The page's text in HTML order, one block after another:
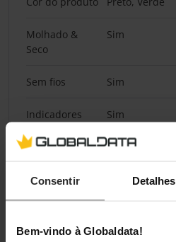
Consentir Detalhes
Bem-vindo à Globaldata!
Molhado &
Seco
Sim
Sem fios Sim
Indicadores
Sim
água
lâmina